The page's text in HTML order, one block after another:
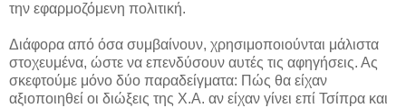
την εφαρμοζόμενη πολιτική.
Διάφορα από όσα συμβαίνουν, χρησιμοποιούνται μάλιστα
στοχευμένα, ώστε να επενδύσουν αυτές τις αφηγήσεις. Ας
σκεφτούμε μόνο δύο παραδείγματα: Πώς θα είχαν
αξιοποιηθεί οι διώξεις της Χ.Α. αν είχαν γίνει επί Τσίπρα και